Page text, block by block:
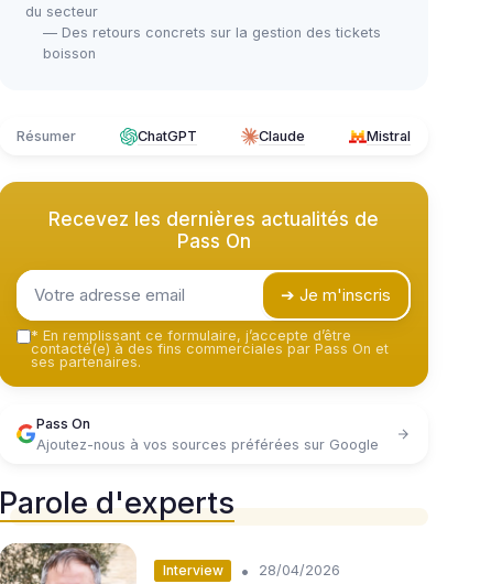
du secteur
— Des retours concrets sur la gestion des tickets
boisson
Résumer ChatGPT Claude Mistral
Recevez les dernières actualités de
Pass On
➔ Je m'inscris
* En remplissant ce formulaire, j’accepte d’être
contacté(e) à des fins commerciales par Pass On et
ses partenaires.
Pass On
Ajoutez-nous à vos sources préférées sur Google
Parole d'experts
Interview •
28/04/2026